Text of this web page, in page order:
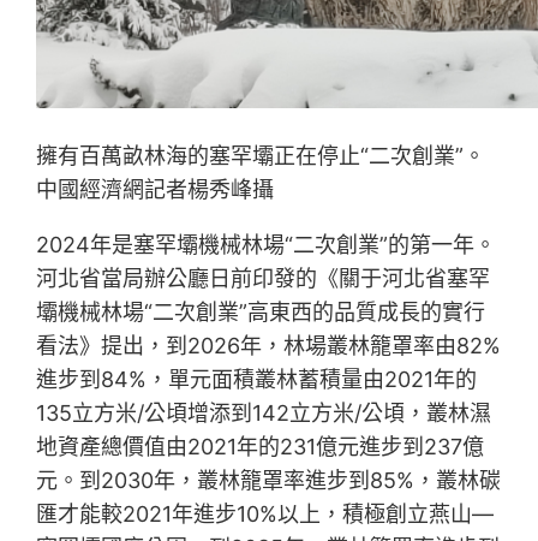
擁有百萬畝林海的塞罕壩正在停止“二次創業”。
中國經濟網記者楊秀峰攝
2024年是塞罕壩機械林場“二次創業”的第一年。
河北省當局辦公廳日前印發的《關于河北省塞罕
壩機械林場“二次創業”高東西的品質成長的實行
看法》提出，到2026年，林場叢林籠罩率由82%
進步到84%，單元面積叢林蓄積量由2021年的
135立方米/公頃增添到142立方米/公頃，叢林濕
地資產總價值由2021年的231億元進步到237億
元。到2030年，叢林籠罩率進步到85%，叢林碳
匯才能較2021年進步10%以上，積極創立燕山—